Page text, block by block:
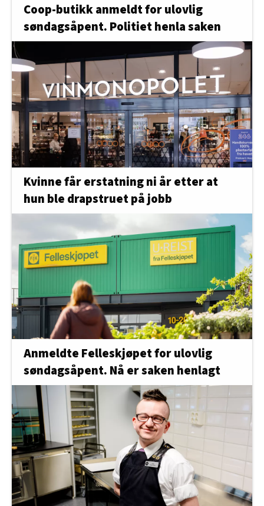
Coop-butikk anmeldt for ulovlig
søndagsåpent. Politiet henla saken
Kvinne får erstatning ni år etter at
hun ble drapstruet på jobb
Anmeldte Felleskjøpet for ulovlig
søndagsåpent. Nå er saken henlagt